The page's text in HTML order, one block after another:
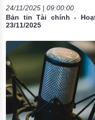
24/11/2025 | 09:00:00
Bản tin Tài chính -
23/11/2025